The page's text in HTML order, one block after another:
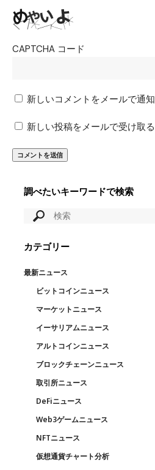
CAPTCHA コード
新しいコメントをメールで通知
新しい投稿をメールで受け取る
調べたいキーワードで検索
カテゴリー
最新ニュース
ビットコインニュース
マーケットニュース
イーサリアムニュース
アルトコインニュース
ブロックチェーンニュース
取引所ニュース
DeFiニュース
Web3ゲームニュース
NFTニュース
仮想通貨チャート分析